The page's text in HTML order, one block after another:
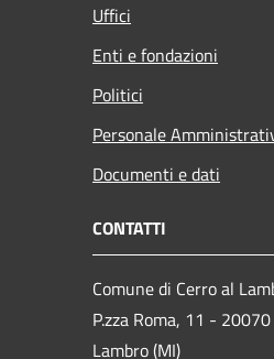
Uffici
Enti e fondazioni
Politici
Personale
Documenti e dati
CONTATTI
Comune di Cerro al
P.zza Roma, 11 -
Lambro (MI)